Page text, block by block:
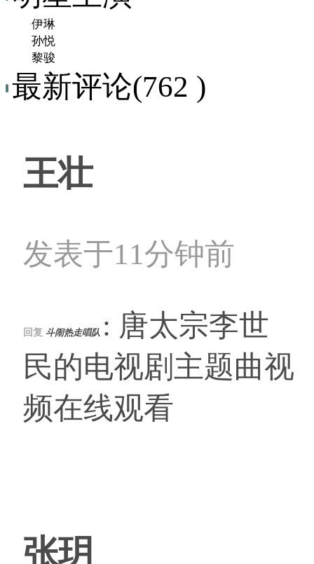
伊琳
孙悦
黎骏
最新评论(762 )
王壮
发表于11分钟前
回复 斗闹热走唱队 : 唐太宗李世
民的电视剧主题曲视
频在线观看
张玥